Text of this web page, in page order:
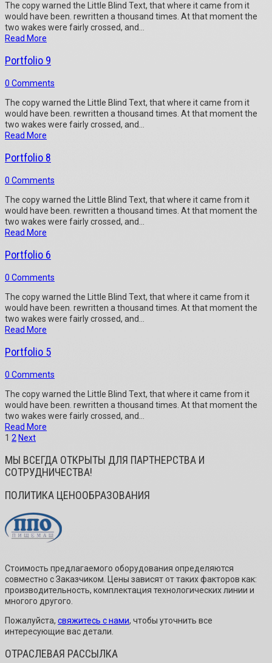
The copy warned the Little Blind Text, that where it came from it
would have been. rewritten a thousand times. At that moment the
two wakes were fairly crossed, and...
Read More
Portfolio 9
0 Comments
The copy warned the Little Blind Text, that where it came from it
would have been. rewritten a thousand times. At that moment the
two wakes were fairly crossed, and...
Read More
Portfolio 8
0 Comments
The copy warned the Little Blind Text, that where it came from it
would have been. rewritten a thousand times. At that moment the
two wakes were fairly crossed, and...
Read More
Portfolio 6
0 Comments
The copy warned the Little Blind Text, that where it came from it
would have been. rewritten a thousand times. At that moment the
two wakes were fairly crossed, and...
Read More
Portfolio 5
0 Comments
The copy warned the Little Blind Text, that where it came from it
would have been. rewritten a thousand times. At that moment the
two wakes were fairly crossed, and...
Read More
1 2 Next
МЫ ВСЕГДА ОТКРЫТЫ ДЛЯ ПАРТНЕРСТВА И
СОТРУДНИЧЕСТВА!
ПОЛИТИКА ЦЕНООБРАЗОВАНИЯ
Стоимость предлагаемого оборудования определяются
совместно с Заказчиком. Цены зависят от таких факторов как:
производительность, комплектация технологических линии и
многого другого.
Пожалуйста, свяжитесь с нами, чтобы уточнить все
интересующие вас детали.
ОТРАСЛЕВАЯ РАССЫЛКА